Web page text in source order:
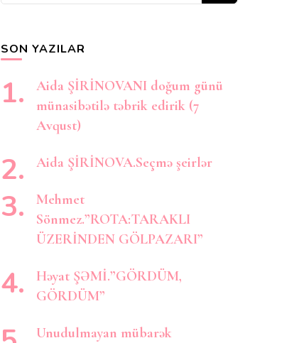
SON YAZILAR
Aida ŞİRİNOVANI doğum günü
münasibətilə təbrik edirik (7
Avqust)
Aida ŞİRİNOVA.Seçmə şeirlər
Mehmet
Sönmez.”ROTA:TARAKLI
ÜZERİNDEN GÖLPAZARI”
Həyat ŞƏMİ.”GÖRDÜM,
GÖRDÜM”
Unudulmayan mübarək